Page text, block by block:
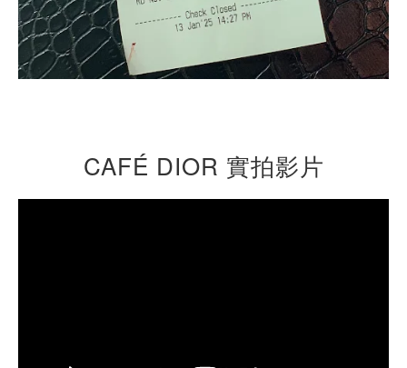
CAFÉ DIOR 實拍影片